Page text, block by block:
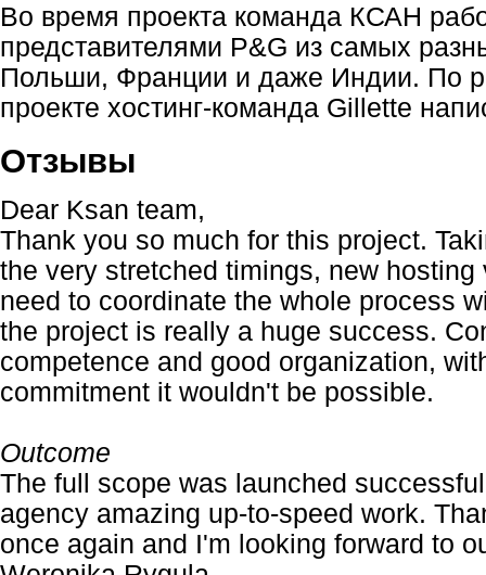
Во время проекта команда КСАН
представителями P&G из самых
Польши, Франции и даже Индии. По
проекте хостинг-команда Gillette
Отзывы
Dear Ksan team,
Thank you so much for this project.
the very stretched timings, new hosting
need to coordinate the whole process
the project is really a huge success.
competence and good organization,
commitment it wouldn't be possible.
Outcome
The full scope was launched
agency amazing up-to-speed work.
once again and I'm looking forward to